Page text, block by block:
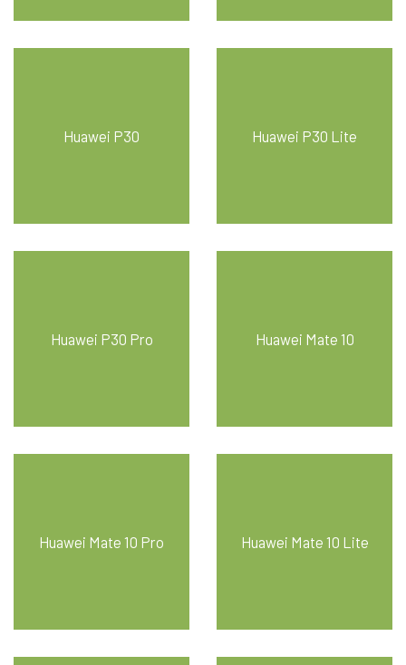
Huawei P30 Huawei P30 Lite
Huawei P30 Pro Huawei Mate 10
Huawei Mate 10 Pro Huawei Mate 10 Lite